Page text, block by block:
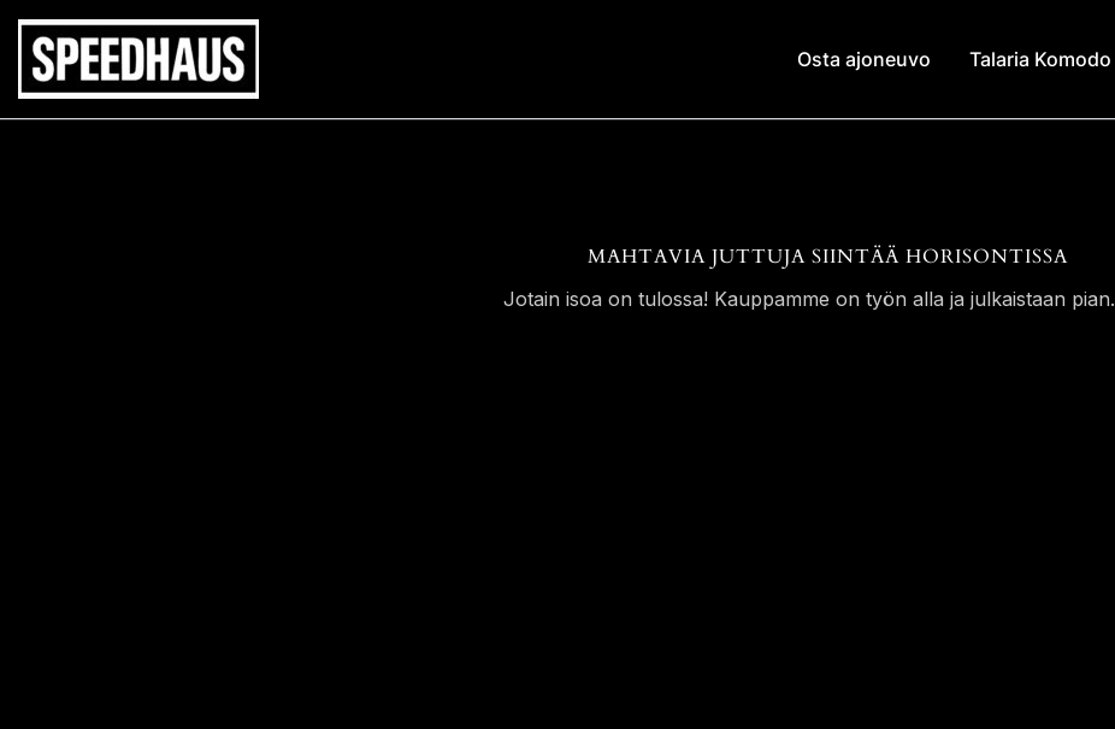
Siirry
sisältöön
Osta ajoneuvo Talaria Komodo
MAHTAVIA JUTTUJA SIINTÄÄ HORISONTISSA
Jotain isoa on tulossa! Kauppamme on työn alla ja julkaistaan pian.